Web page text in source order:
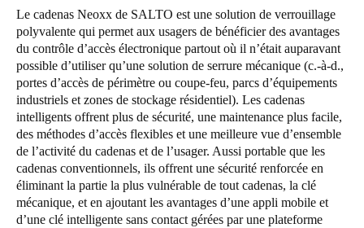
Español
Portugal
Português
Italy
Italiano
Russia
Russian
Le cadenas Neoxx de SALTO est une solution de verrouillage
polyvalente qui permet aux usagers de bénéficier des avantages
du contrôle d’accès électronique partout où il n’était auparavant
possible d’utiliser qu’une solution de serrure mécanique (c.-à-d.,
portes d’accès de périmètre ou coupe-feu, parcs d’équipements
industriels et zones de stockage résidentiel). Les cadenas
intelligents offrent plus de sécurité, une maintenance plus facile,
des méthodes d’accès flexibles et une meilleure vue d’ensemble
de l’activité du cadenas et de l’usager. Aussi portable que les
cadenas conventionnels, ils offrent une sécurité renforcée en
éliminant la partie la plus vulnérable de tout cadenas, la clé
mécanique, et en ajoutant les avantages d’une appli mobile et
d’une clé intelligente sans contact gérées par une plateforme